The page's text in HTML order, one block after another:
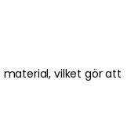
vilket gör att